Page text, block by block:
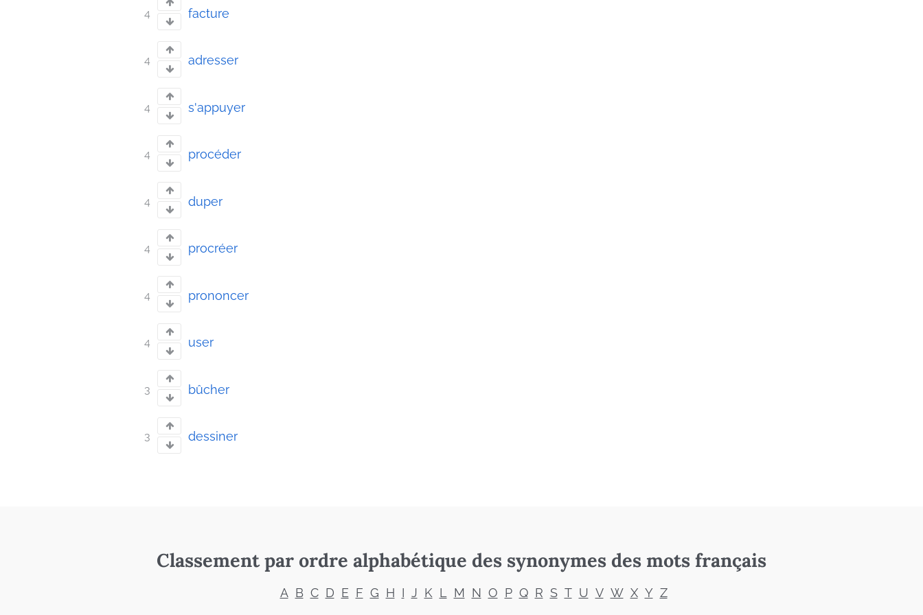
4 facture
4 adresser
4 s'appuyer
4 procéder
4 duper
4 procréer
4 prononcer
4 user
3 bûcher
3 dessiner
Classement par ordre alphabétique des synonymes des mots français
A B C D E F G H I J K L M N O P Q R S T U V W X Y Z